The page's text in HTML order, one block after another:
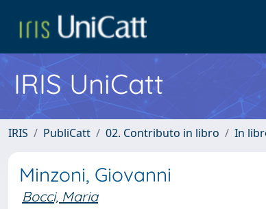
IRIS UniCatt
IRIS PubliCatt 02. Contributo in libro In
Minzoni, Giovanni
Bocci, Maria